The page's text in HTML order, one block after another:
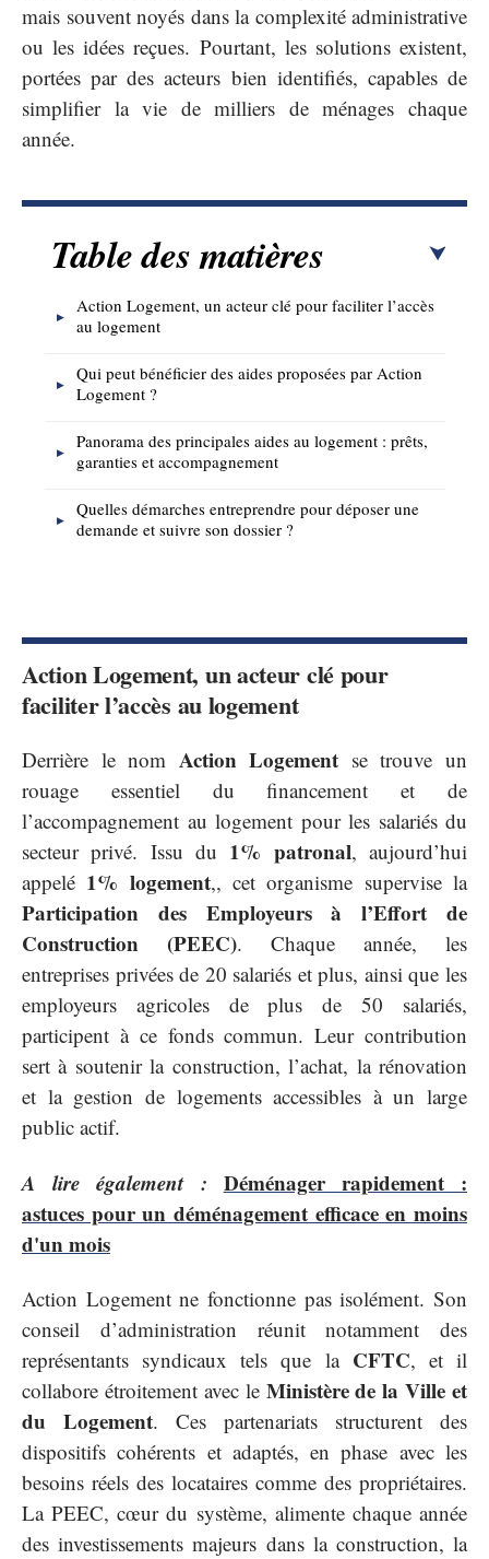
mais souvent noyés dans la complexité administrative
ou les idées reçues. Pourtant, les solutions existent,
portées par des acteurs bien identifiés, capables de
simplifier la vie de milliers de ménages chaque
année.
Table des matières
Action Logement, un acteur clé pour faciliter l’accès
au logement
Qui peut bénéficier des aides proposées par Action
Logement ?
Panorama des principales aides au logement : prêts,
garanties et accompagnement
Quelles démarches entreprendre pour déposer une
demande et suivre son dossier ?
Action Logement, un acteur clé pour
faciliter l’accès au logement
Derrière le nom Action Logement se trouve un
rouage essentiel du financement et de
l’accompagnement au logement pour les salariés du
secteur privé. Issu du 1% patronal, aujourd’hui
appelé 1% logement,, cet organisme supervise la
Participation des Employeurs à l’Effort de
Construction (PEEC). Chaque année, les
entreprises privées de 20 salariés et plus, ainsi que les
employeurs agricoles de plus de 50 salariés,
participent à ce fonds commun. Leur contribution
sert à soutenir la construction, l’achat, la rénovation
et la gestion de logements accessibles à un large
public actif.
A lire également : Déménager rapidement :
astuces pour un déménagement efficace en moins
d'un mois
Action Logement ne fonctionne pas isolément. Son
conseil d’administration réunit notamment des
représentants syndicaux tels que la CFTC, et il
collabore étroitement avec le Ministère de la Ville et
du Logement. Ces partenariats structurent des
dispositifs cohérents et adaptés, en phase avec les
besoins réels des locataires comme des propriétaires.
La PEEC, cœur du système, alimente chaque année
des investissements majeurs dans la construction, la